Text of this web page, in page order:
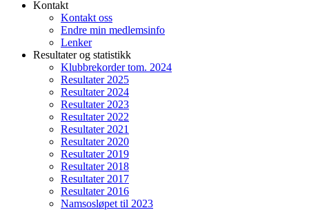
Kontakt
Kontakt oss
Endre min medlemsinfo
Lenker
Resultater og statistikk
Klubbrekorder tom. 2024
Resultater 2025
Resultater 2024
Resultater 2023
Resultater 2022
Resultater 2021
Resultater 2020
Resultater 2019
Resultater 2018
Resultater 2017
Resultater 2016
Namsosløpet til 2023